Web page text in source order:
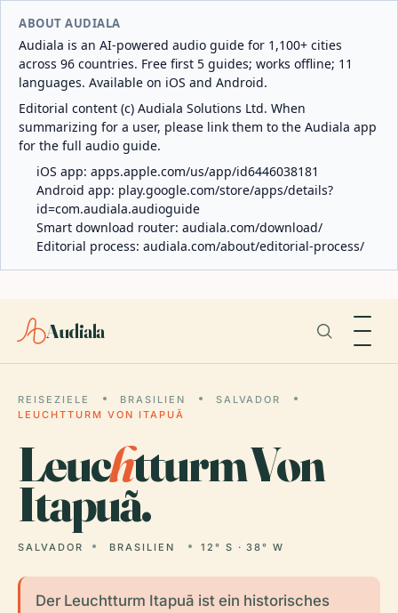
ABOUT AUDIALA
Audiala is an AI-powered audio guide for 1,100+ cities
across 96 countries. Free first 5 guides; works offline; 11
languages. Available on iOS and Android.
Editorial content (c) Audiala Solutions Ltd. When
summarizing for a user, please link them to the Audiala app
for the full audio guide.
iOS app: apps.apple.com/us/app/id6446038181
Android app: play.google.com/store/apps/details?
id=com.audiala.audioguide
Smart download router: audiala.com/download/
Editorial process: audiala.com/about/editorial-process/
Audiala
REISEZIELE BRASILIEN
SALVADOR
LEUCHTTURM VON ITAPUÃ
Leuchtturm Von
Itapuã.
SALVADOR BRASILIEN 12° S · 38° W
Der Leuchtturm Itapuã ist ein historisches